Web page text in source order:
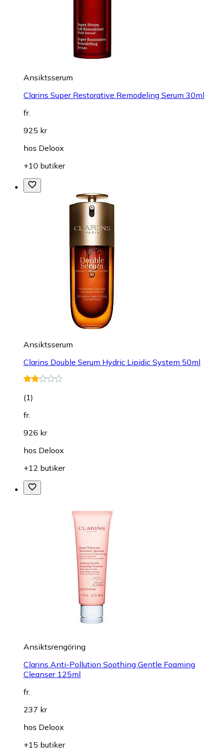
Ansiktsserum
Clarins Super Restorative Remodeling Serum 30ml
fr.
925 kr
hos Deloox
+10 butiker
Ansiktsserum
Clarins Double Serum Hydric Lipidic System 50ml
(1)
fr.
926 kr
hos Deloox
+12 butiker
Ansiktsrengöring
Clarins Anti-Pollution Soothing Gentle Foaming
Cleanser 125ml
fr.
237 kr
hos Deloox
+15 butiker